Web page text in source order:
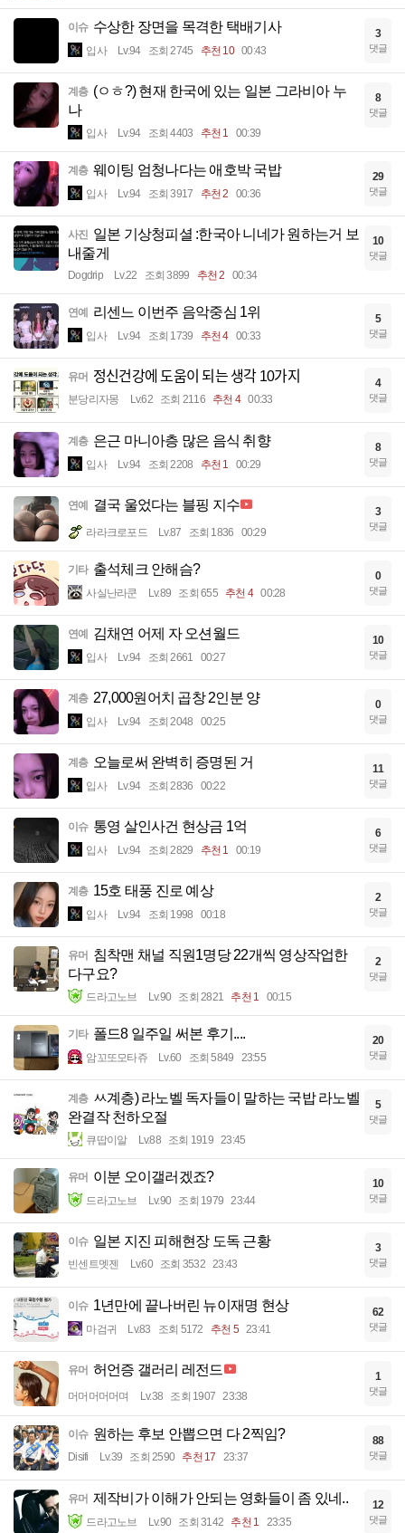
이슈 수상한 장면을 목격한 택배기사
입사 Lv.94 조회 2745 추천 10 00:43
3
댓글
계층 (ㅇㅎ?) 현재 한국에 있는 일본 그라비아 누
나
입사 Lv.94 조회 4403 추천 1 00:39
8
댓글
계층 웨이팅 엄청나다는 애호박 국밥
입사 Lv.94 조회 3917 추천 2 00:36
29
댓글
사진 일본 기상청피셜 :한국아 니네가 원하는거 보
내줄게
Dogdrip Lv.22 조회 3899 추천 2 00:34
10
댓글
연예 리센느 이번주 음악중심 1위
입사 Lv.94 조회 1739 추천 4 00:33
5
댓글
유머 정신건강에 도움이 되는 생각 10가지
분당리자몽 Lv.62 조회 2116 추천 4 00:33
4
댓글
계층 은근 마니아층 많은 음식 취향
입사 Lv.94 조회 2208 추천 1 00:29
8
댓글
연예 결국 울었다는 블핑 지수
라라크로포드 Lv.87 조회 1836 00:29
3
댓글
기타 출석체크 안해슴?
사실난라쿤 Lv.89 조회 655 추천 4 00:28
0
댓글
연예 김채연 어제 자 오션월드
입사 Lv.94 조회 2661 00:27
10
댓글
계층 27,000원어치 곱창 2인분 양
입사 Lv.94 조회 2048 00:25
0
댓글
계층 오늘로써 완벽히 증명된 거
입사 Lv.94 조회 2836 00:22
11
댓글
이슈 통영 살인사건 현상금 1억
입사 Lv.94 조회 2829 추천 1 00:19
6
댓글
계층 15호 태풍 진로 예상
입사 Lv.94 조회 1998 00:18
2
댓글
유머 침착맨 채널 직원1명당 22개씩 영상작업한
다구요?
드라고노브 Lv.90 조회 2821 추천 1 00:15
2
댓글
기타 폴드8 일주일 써본 후기....
암꼬또모타쥬 Lv.60 조회 5849 23:55
20
댓글
계층 ㅆ계층) 라노벨 독자들이 말하는 국밥 라노벨
완결작 천하오절
큐땁이알 Lv.88 조회 1919 23:45
5
댓글
유머 이분 오이갤러겠죠?
드라고노브 Lv.90 조회 1979 23:44
10
댓글
이슈 일본 지진 피해현장 도독 근황
빈센트멧젠 Lv.60 조회 3532 23:43
3
댓글
이슈 1년만에 끝나버린 뉴이재명 현상
마검귀 Lv.83 조회 5172 추천 5 23:41
62
댓글
유머 허언증 갤러리 레전드
머머머머머며 Lv.38 조회 1907 23:38
1
댓글
이슈 원하는 후보 안뽑으면 다 2찍임?
Disifi Lv.39 조회 2590 추천 17 23:37
88
댓글
유머 제작비가 이해가 안되는 영화들이 좀 있네..
드라고노브 Lv.90 조회 3142 추천 1 23:35
12
댓글